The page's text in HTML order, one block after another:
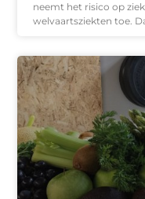
neemt het risico op
welvaartsziekten toe.